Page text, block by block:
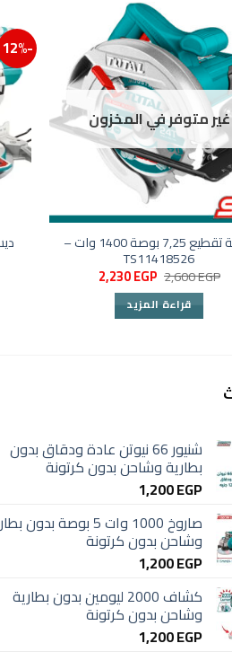
إضافة
غير متوفر في المخزون
صينية تقطيع 7,25 بوصة 1400 وات –
TS11418526
2,600EGP السعر
الأصلي
هو:
2,600 EGP.
2,230EGP
قراءة المزيد
-12%
شنيور 66 نيوتن عادة ودقاق بدون
بطارية وشاحن بدون كرتونة
1,200EGP
صاروخ 1000 وات 5 بوصة بدون
وشاحن بدون كرتونة
1,200EGP
كشاف 2000 ليومين بدون بطارية
وشاحن بدون كرتونة
1,200EGP